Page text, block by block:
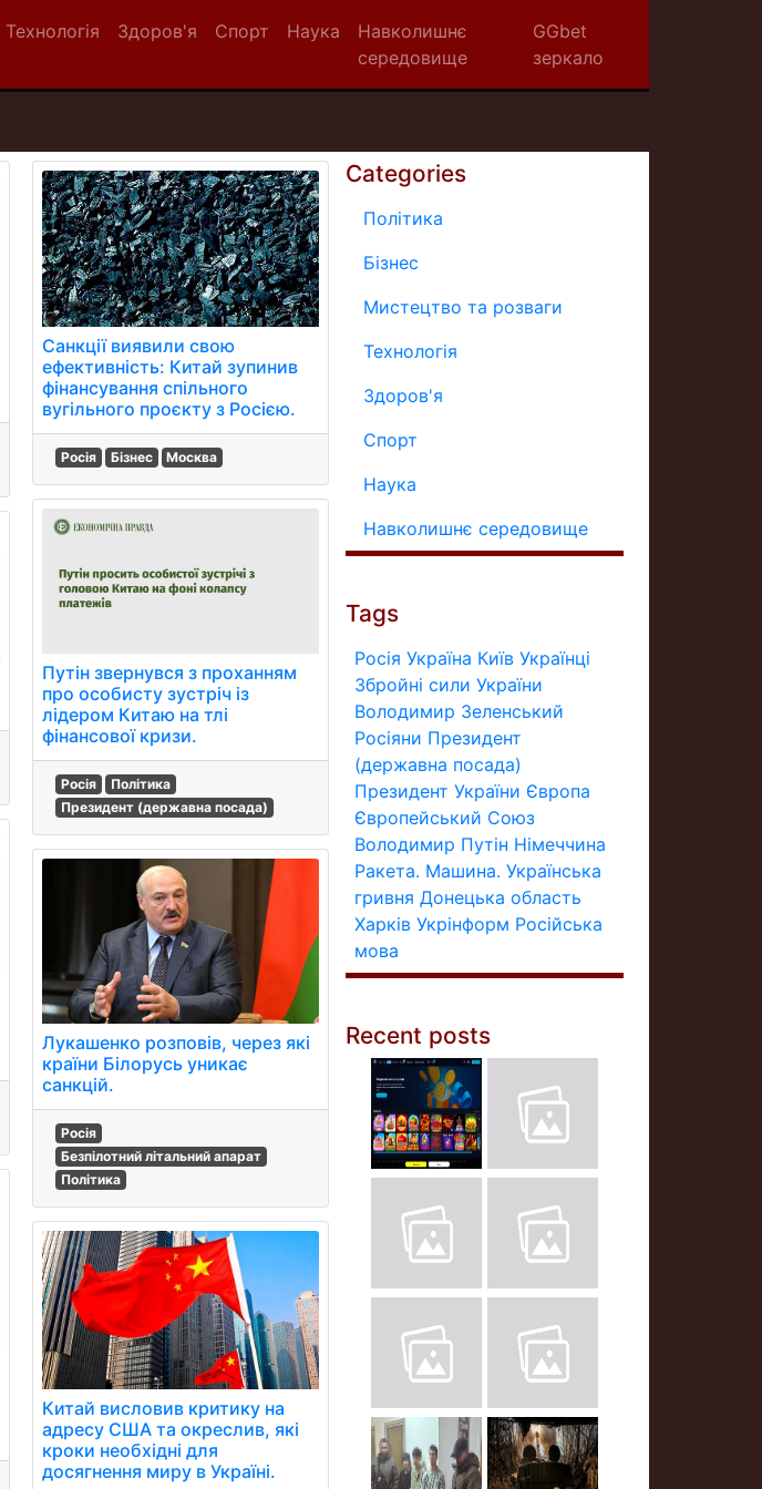
Технологія Здоров'я Спорт Наука
Навколишнє
середовище
GGbet
зеркало
Санкції виявили свою
ефективність: Китай зупинив
фінансування спільного
вугільного проєкту з Росією.
Росія Бізнес Москва
Путін звернувся з проханням
про особисту зустріч із
лідером Китаю на тлі
фінансової кризи.
Росія
Політика
Президент (державна посада)
Лукашенко розповів, через які
країни Білорусь уникає
санкцій.
Росія
Безпілотний літальний апарат
Політика
Китай висловив критику на
адресу США та окреслив, які
кроки необхідні для
досягнення миру в Україні.
Categories
Політика
Бізнес
Мистецтво та розваги
Технологія
Здоров'я
Спорт
Наука
Навколишнє середовище
Tags
Росія Україна Київ Українці
Збройні сили України
Володимир Зеленський
Росіяни Президент
(державна посада)
Президент України Європа
Європейський Союз
Володимир Путін Німеччина
Ракета. Машина. Українська
гривня Донецька область
Харків Укрінформ Російська
мова
Recent posts